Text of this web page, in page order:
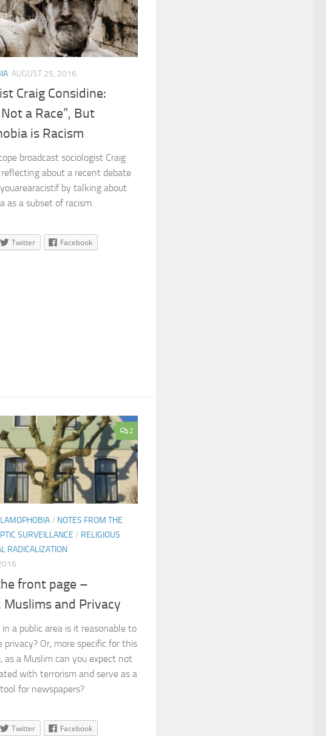
AUGUST 25, 2016
Craig Considine:
a Race”, But
is Racism
broadcast sociologist Craig
reflecting about a recent debate
by talking about
as a subset of racism.
Twitter
Facebook
2
/ NOTES FROM THE
SURVEILLANCE / RELIGIOUS
RADICALIZATION
front page –
Muslims and Privacy
a public area is it reasonable to
privacy? Or, more specific for this
as a Muslim can you expect not
with terrorism and serve as a
for newspapers?
Twitter Facebook